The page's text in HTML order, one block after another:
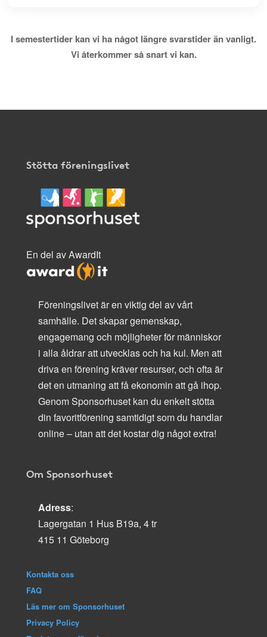
I semestertider kan vi ha något längre svarstider än vanligt.
Vi återkommer så snart vi kan.
Stötta föreningslivet
En del av AwardIt
Föreningslivet är en viktig del av vårt
samhälle. Det skapar gemenskap,
engagemang och möjligheter för människor
i alla åldrar att utvecklas och ha kul. Men att
driva en förening kräver resurser, och ofta är
det en utmaning att få ekonomin att gå ihop.
Genom Sponsorhuset kan du enkelt stötta
din favoritförening samtidigt som du handlar
online – utan att det kostar dig något extra!
Om Sponsorhuset
Adress:
Lagergatan 1 Hus B19a, 4 tr
415 11 Göteborg
Kontakta oss
FAQ
Läs mer om Sponsorhuset
Privacy Policy